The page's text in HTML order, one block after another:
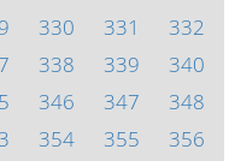
330 331
332
338 339
340
346 347
348
354 355 356